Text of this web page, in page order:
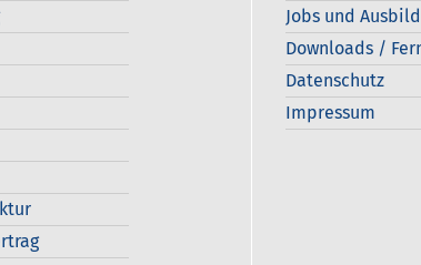
Jobs und
Downloads /
Datenschutz
Impressum